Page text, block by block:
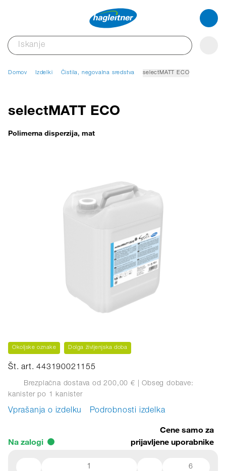
Domov Izdelki Čistila, negovalna sredstva selectMATT ECO
selectMATT ECO
Polimerna disperzija, mat
Okoljske oznake Dolga življenjska doba
Št. art. 443190021155
Brezplačna dostava od 200,00 € | Obseg dobave:
kanisterpo 1 kanister
Vprašanja o izdelku Podrobnosti izdelka
Na zalogi
Cene samo za
prijavljene uporabnike
6